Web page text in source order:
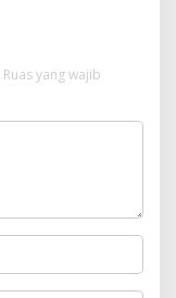
Ruas yang wajib